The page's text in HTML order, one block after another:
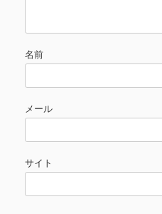
名前
メール
サイト